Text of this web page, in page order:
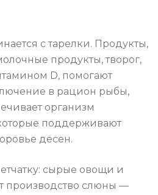
с тарелки. Продукты,
продукты, творог,
D, помогают
в рацион рыбы,
организм
поддерживают
десен.
сырые овощи и
производство слюны —